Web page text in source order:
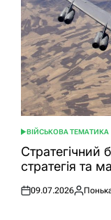
ОПУБЛІКУВАТИ
У
ВІЙСЬКОВА ТЕМАТИКА
Стратегічний
стратегія та
Оприлюднено
09.07.2026